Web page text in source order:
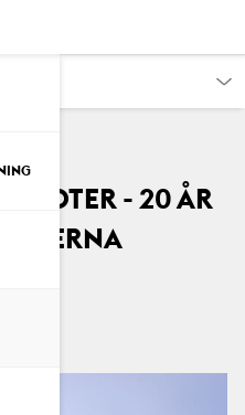
- 20 år
lederna